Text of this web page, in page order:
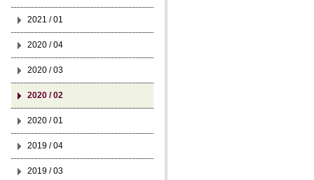
2021 / 01
2020 / 04
2020 / 03
2020 / 02
2020 / 01
2019 / 04
2019 / 03